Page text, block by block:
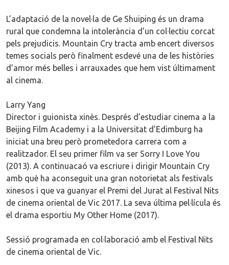
L’adaptació de la novel·la de Ge Shuiping és un drama
rural que condemna la intolerància d’un col·lectiu corcat
pels prejudicis. Mountain Cry tracta amb encert diversos
temes socials però finalment esdevé una de les històries
d’amor més belles i arrauxades que hem vist últimament
al cinema.
Larry Yang
Director i guionista xinès. Després d’estudiar cinema a la
Beijing Film Academy i a la Universitat d’Edimburg ha
iniciat una breu però prometedora carrera com a
realitzador. El seu primer film va ser Sorry I Love You
(2013). A continuacaó va escriure i dirigir Mountain Cry
amb què ha aconseguit una gran notorietat als festivals
xinesos i que va guanyar el Premi del Jurat al Festival Nits
de cinema oriental de Vic 2017. La seva última pel·lícula és
el drama esportiu My Other Home (2017).
Sessió programada en col·laboració amb el Festival Nits
de cinema oriental de Vic.